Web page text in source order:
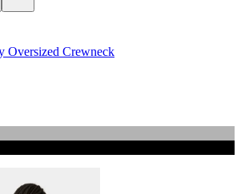
Oversized Crewneck